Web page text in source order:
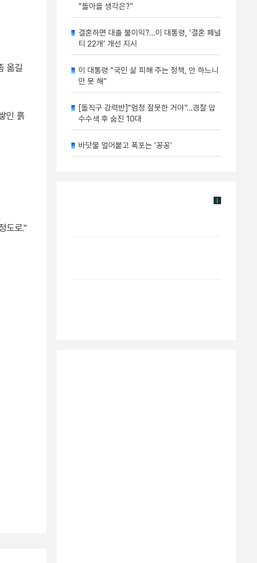
옮길
인 흙
도로."
“돌아올 생각은?”
결혼하면 대출 불이익?…이 대통령, ‘결혼 페널
티 22개’ 개선 지시
이 대통령 “국민 삶 피해 주는 정책, 안 하느니
만 못 해”
[돌직구 강력반]“엄청 잘못한 거야”…경찰 압
수수색 후 숨진 10대
바닷물 얼어붙고 폭포는 ‘꽁꽁’